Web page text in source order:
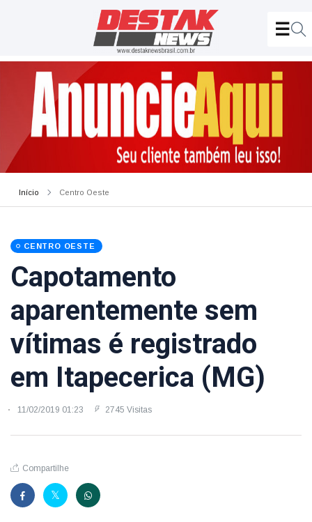
Início Centro Oeste
CENTRO OESTE
Capotamento
aparentemente sem
vítimas é registrado
em Itapecerica (MG)
11/02/2019 01:23 2745 Visitas
Compartilhe